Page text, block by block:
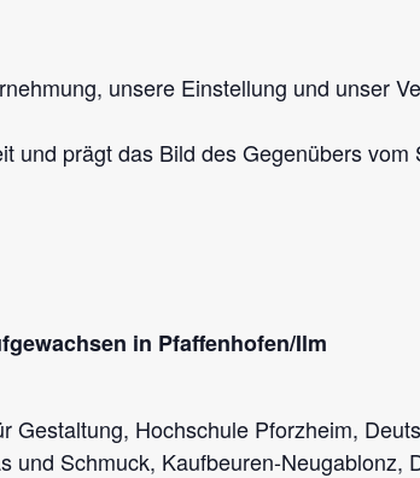
unsere Einstellung und unser
und prägt das Bild des Gegenübers
in Pfaffenhofen/Ilm
Gestaltung, Hochschule Pforzheim,
Schmuck, Kaufbeuren-Neugablonz,